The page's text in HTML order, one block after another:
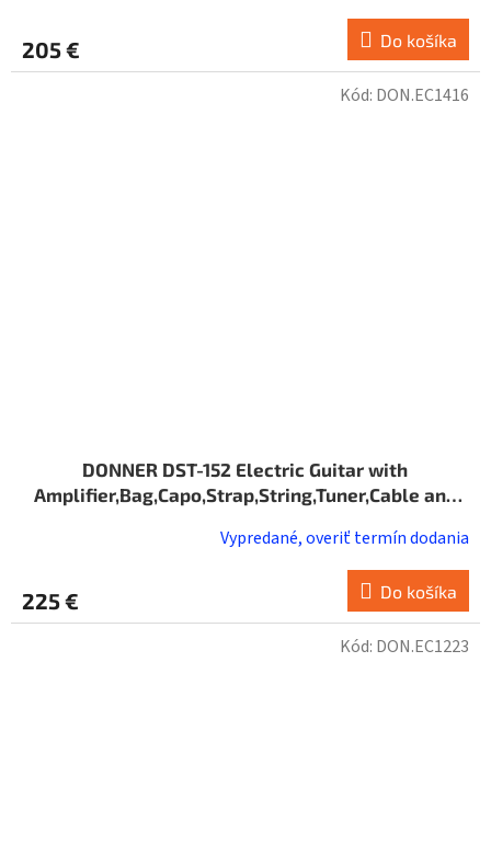
205 € Do košíka
DONNER DST-152 Electric Guitar with
Amplifier,Bag,Capo,Strap,String,Tuner,Cable and
Vypredané, overiť termín dodania
225 € Do košíka
Kód: DON.EC1416
Kód: DON.EC1223